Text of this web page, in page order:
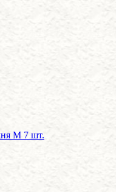
M 7 шт.